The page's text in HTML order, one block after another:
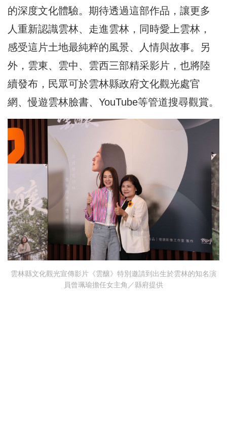
的深度文化體驗。期待透過這部作品，讓更多
人重新認識雲林、走進雲林，同時愛上雲林，
感受這片土地最純粹的風景、人情與故事。另
外，雲東、雲中、雲西三部精采影片，也將陸
續發布，民眾可於雲林縣政府文化觀光處官
網、慢遊雲林臉書、YouTube等管道搜尋觀賞。
雲林縣文化觀光宣傳影片《雲釀》特別邀請到出生於雲林的知名演
員曾珮瑜擔任女主角／縣府提供